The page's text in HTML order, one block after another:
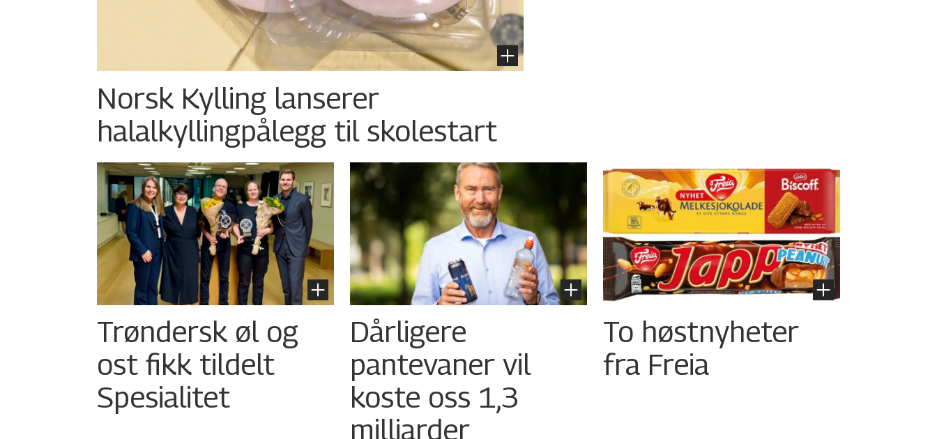
Norsk Kylling lanserer
halalkylling­pålegg til skolestart
Trøndersk øl og
ost fikk tildelt
Spesialitet
Dårligere
pantevaner vil
koste oss 1,3
milliarder
To høstnyheter
fra Freia